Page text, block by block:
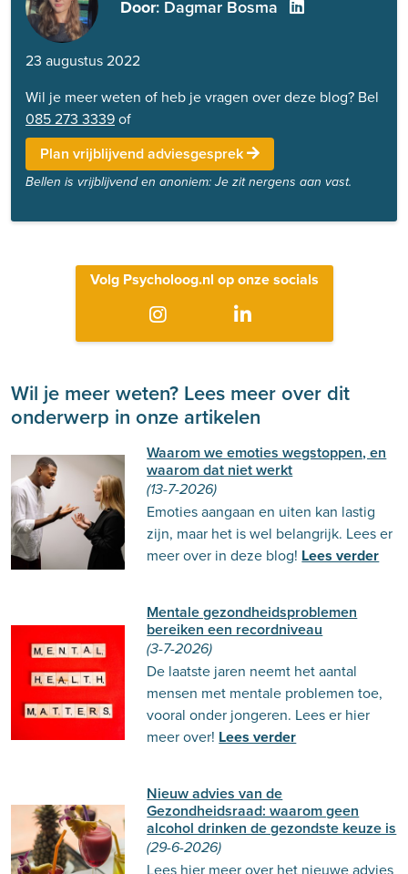
Door: Dagmar Bosma
23 augustus 2022
Wil je meer weten of heb je vragen over deze blog? Bel
085 273 3339of
Plan vrijblijvend adviesgesprek
Bellen is vrijblijvend en anoniem: Je zit nergens aan vast.
Volg Psycholoog.nl op onze socials
Wil je meer weten? Lees meer over dit
onderwerp in onze artikelen
Waarom we emoties wegstoppen, en
waarom dat niet werkt
(13-7-2026)
Emoties aangaan en uiten kan lastig
zijn, maar het is wel belangrijk. Lees er
meer over in deze blog! Lees verder
Mentale gezondheidsproblemen
bereiken een recordniveau
(3-7-2026)
De laatste jaren neemt het aantal
mensen met mentale problemen toe,
vooral onder jongeren. Lees er hier
meer over! Lees verder
Nieuw advies van de
Gezondheidsraad: waarom geen
alcohol drinken de gezondste keuze is
(29-6-2026)
Lees hier meer over het nieuwe advies